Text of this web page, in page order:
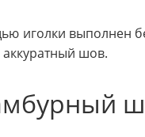
иголки выполнен
аккуратный шов.